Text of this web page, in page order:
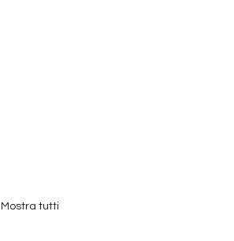
Mostra tutti